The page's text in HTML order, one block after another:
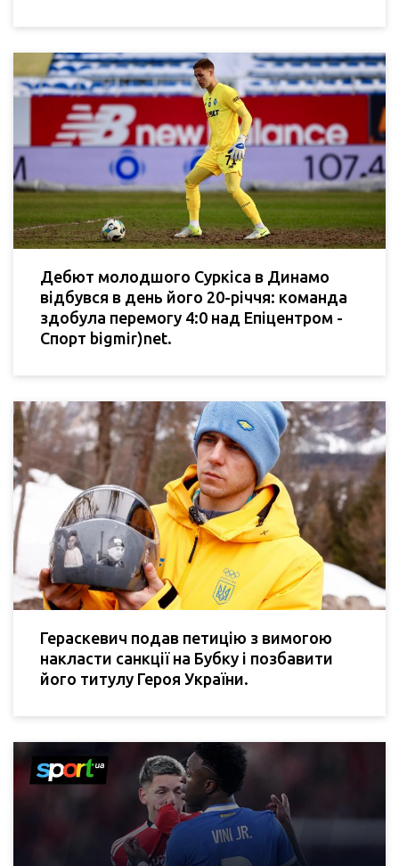
Дебют молодшого Суркіса в Динамо
відбувся в день його 20-річчя: команда
здобула перемогу 4:0 над Епіцентром -
Спорт bigmir)net.
Гераскевич подав петицію з вимогою
накласти санкції на Бубку і позбавити
його титулу Героя України.